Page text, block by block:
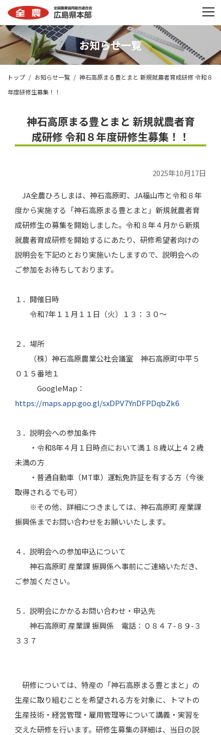
お知らせ一覧
トップ お知らせ一覧
神石高原まる豊とまと 新規就農者育成研修 令和８
年度研修生募集！！
神石高原まる豊とまと 新規就農者育
成研修 令和８年度研修生募集！！
2025年10月17日
JA全農ひろしまは、神石高原町、JA福山市と令和８年
度から実施する「神石高原まる豊とまと」新規就農者育
成研修生の募集を開始しました。令和８年４月から新規
就農者育成研修を開始するにあたり、研修希望者向けの
説明会を下記のとおり実施いたしますので、説明会への
ご参加をお待ちしております。
１．開催日時
令和7年１１月１１日（火）１３：３０～
２．場所
（株）神石高原農業公社会議室 神石高原町中平５
０１５番地１
GoogleMap ：
https://maps.app.goo.gl/sxDPV7YnDFPDqbZk6
３．説明会への参加条件
・令和8年４月１日時点において満１８歳以上４２歳
未満の方
・普通自動車（MT車）運転免許証を有する方（今後
取得されるでも可）
※その他、詳細につきましては、神石高原町 産業課
振興係までお問い合わせをお願いいたします。
４．説明会への参加申込について
神石高原町 産業課 振興係へ事前にご連絡いただき、
ご参加ください。
５．説明会にかかるお問い合わせ・申込先
神石高原町 産業課 振興係 電話：０８４７- ８９-３
３３７
研修については、特産の「神石高原まる豊とまと」の
生産に取り組むことを希望される方を対象に、トマトの
生産技術・経営管理・雇用管理等について講義・実習を
交えた研修を行います。研修生募集の詳細は、当日の説